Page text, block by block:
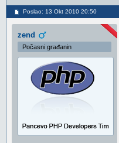
Poslao: 13 Okt 2010 20:50
zend
Počasni građanin